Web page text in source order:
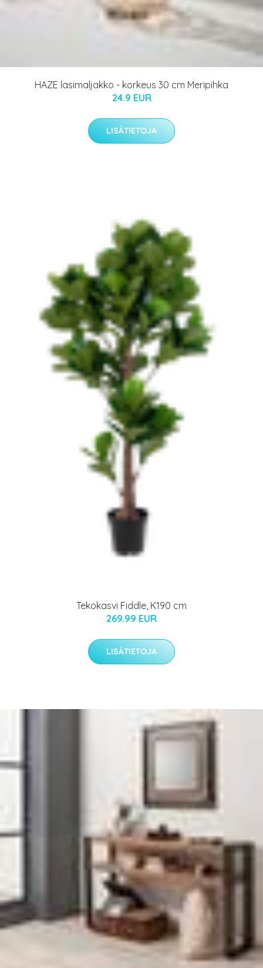
HAZE lasimaljakko - korkeus 30 cm Meripihka
24.9 EUR
LISÄTIETOJA
Tekokasvi Fiddle, K190 cm
269.99 EUR
LISÄTIETOJA